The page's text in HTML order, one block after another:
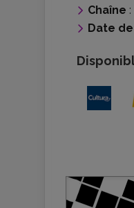
Chaîne
Date